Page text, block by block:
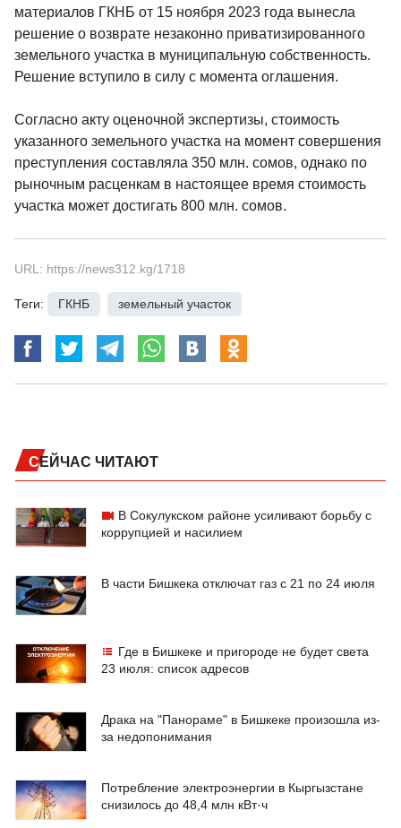
материалов ГКНБ от 15 ноября 2023 года вынесла
решение о возврате незаконно приватизированного
земельного участка в муниципальную собственность.
Решение вступило в силу с момента оглашения.
Согласно акту оценочной экспертизы, стоимость
указанного земельного участка на момент совершения
преступления составляла 350 млн. сомов, однако по
рыночным расценкам в настоящее время стоимость
участка может достигать 800 млн. сомов.
URL: https://news312.kg/1718
Теги: ГКНБ земельный участок
СЕЙЧАС ЧИТАЮТ
В Сокулукском районе усиливают борьбу с
коррупцией и насилием
В части Бишкека отключат газ с 21 по 24 июля
Где в Бишкеке и пригороде не будет света
23 июля: список адресов
Драка на "Панораме" в Бишкеке произошла из-
за недопонимания
Потребление электроэнергии в Кыргызстане
снизилось до 48,4 млн кВт·ч